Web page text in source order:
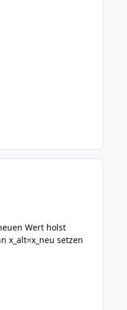
Wert holst
x_alt=x_neu setzen